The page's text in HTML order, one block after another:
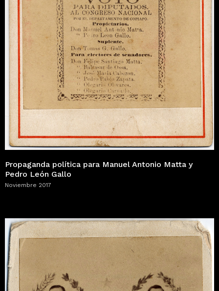
Propaganda política para Manuel Antonio Matta y
Pedro León Gallo
Noviembre 2017